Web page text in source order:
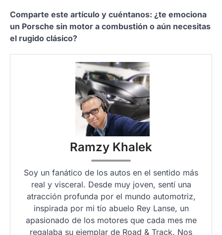
Comparte este artículo y cuéntanos: ¿te emociona
un Porsche sin motor a combustión o aún necesitas
el rugido clásico?
Ramzy Khalek
Soy un fanático de los autos en el sentido más
real y visceral. Desde muy joven, sentí una
atracción profunda por el mundo automotriz,
inspirada por mi tío abuelo Rey Lanse, un
apasionado de los motores que cada mes me
regalaba su ejemplar de Road & Track. Nos